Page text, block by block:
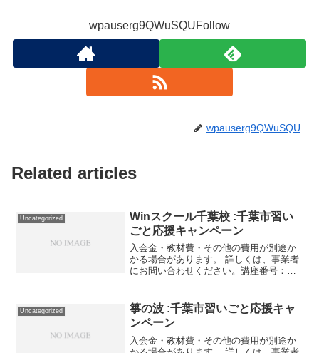
wpauserg9QWuSQUFollow
wpauserg9QWuSQU
Related articles
Uncategorized
Winスクール千葉校 :千葉市習い
ごと応援キャンペーン
入会金・教材費・その他の費用が別途か
かる場合があります。 詳しくは、事業者
にお問い合わせください。講座番号：
2022/03/31Word講座8回...
Uncategorized
箏の波 :千葉市習いごと応援キャ
ンペーン
入会金・教材費・その他の費用が別途か